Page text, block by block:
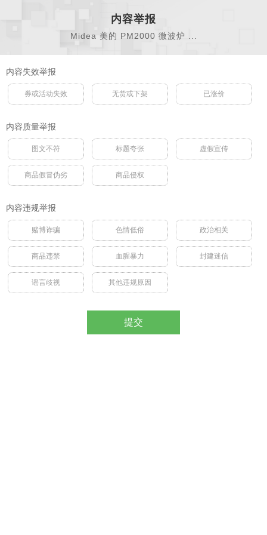
内容举报
Midea 美的 PM2000 微波炉 ...
内容失效举报
券或活动失效 无货或下架 已涨价
内容质量举报
图文不符 标题夸张 虚假宣传
商品假冒伪劣 商品侵权
内容违规举报
赌博诈骗 色情低俗 政治相关
商品违禁 血腥暴力 封建迷信
谣言歧视 其他违规原因
提交